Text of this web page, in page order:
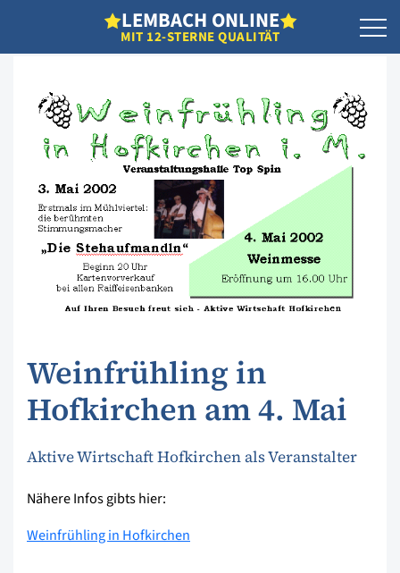
LEMBACH ONLINE
MIT 12-STERNE QUALITÄT
Weinfrühling in
Hofkirchen am 4. Mai
Aktive Wirtschaft Hofkirchen als Veranstalter
Nähere Infos gibts hier:
Weinfrühling in Hofkirchen